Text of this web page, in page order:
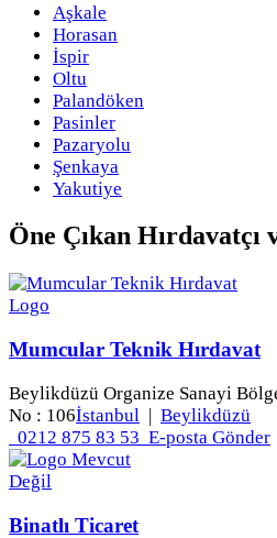
Aşkale
Horasan
İspir
Oltu
Palandöken
Pasinler
Pazaryolu
Şenkaya
Yakutiye
Öne Çıkan Hırdavatçı
Mumcular Teknik Hırdavat
Beylikdüzü Organize Sanayi
No : 106İstanbul | Beylikdüzü
0212 875 83 53 E-posta Gönder
Binatlı Ticaret